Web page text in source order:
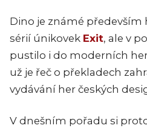
Dino je známé především
sérií únikovek Exit, ale v
pustilo i do moderních
už je řeč o překladech
vydávání her českých
V dnešním pořadu si